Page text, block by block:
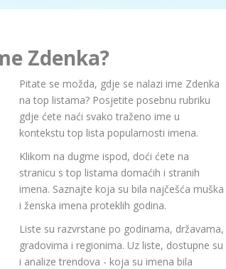
Zdenka?
Pitate se možda, gdje se nalazi ime Zdenka
na top listama? Posjetite posebnu rubriku
gdje ćete naći svako traženo ime u
kontekstu top lista popularnosti imena.
Klikom na dugme ispod, doći ćete na
stranicu s top listama domaćih i stranih
imena. Saznajte koja su bila najčešća muška
i ženska imena proteklih godina.
Liste su razvrstane po godinama, državama,
gradovima i regionima. Uz liste, dostupne su
i analize trendova - koja su imena bila